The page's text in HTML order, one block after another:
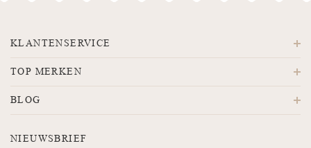
KLANTENSERVICE
TOP MERKEN
BLOG
NIEUWSBRIEF